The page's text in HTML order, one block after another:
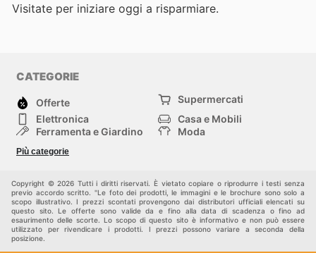
Visitate per iniziare oggi a risparmiare.
CATEGORIE
Offerte
Supermercati
Elettronica
Casa e Mobili
Ferramenta e Giardino
Moda
Bambini e Neonati
Più categorie
Copyright © 2026 Tutti i diritti riservati. È vietato copiare o riprodurre i testi senza
previo accordo scritto. "Le foto dei prodotti, le immagini e le brochure sono solo a
scopo illustrativo. I prezzi scontati provengono dai distributori ufficiali elencati su
questo sito. Le offerte sono valide da e fino alla data di scadenza o fino ad
esaurimento delle scorte. Lo scopo di questo sito è informativo e non può essere
utilizzato per rivendicare i prodotti. I prezzi possono variare a seconda della
posizione.